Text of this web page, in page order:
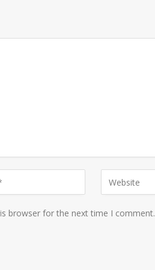
browser for the next time I comment.